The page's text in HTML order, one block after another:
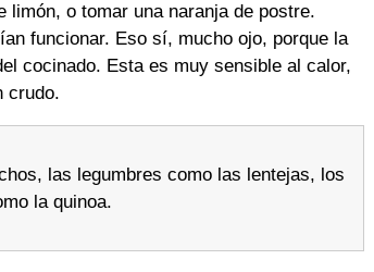
o tomar una naranja de postre.
funcionar. Eso sí, mucho ojo, porque la
cocinado. Esta es muy sensible al calor,
crudo.
las legumbres como las lentejas, los
la quinoa.